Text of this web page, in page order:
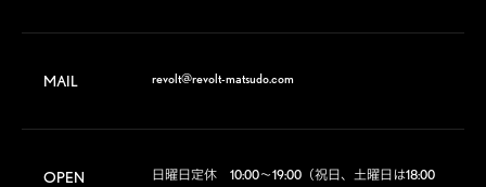
MAIL revolt@revolt-matsudo.com
OPEN
日曜日定休　10:00～19:00（祝日、土曜日は18:00